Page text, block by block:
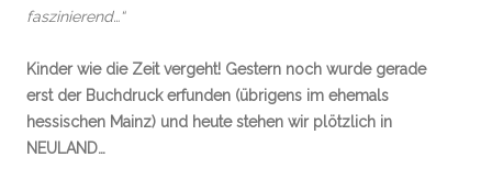
faszinierend…“
Kinder wie die Zeit vergeht! Gestern noch wurde gerade
erst der Buchdruck erfunden (übrigens im ehemals
hessischen Mainz) und heute stehen wir plötzlich in
NEULAND…